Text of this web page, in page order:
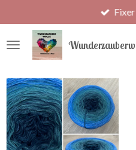
Hauptinhalt
springen